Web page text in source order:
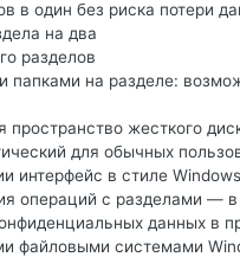
в один без риска потери
на два
разделов
папками на разделе:
пространство жесткого
для обычных
интерфейс в стиле
операций с разделами —
данных в
файловыми системами